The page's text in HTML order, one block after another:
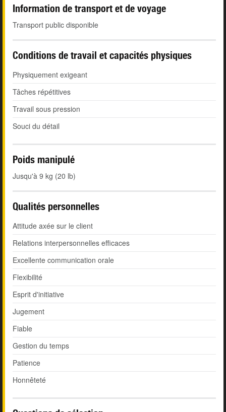
Information de transport et de voyage
Transport public disponible
Conditions de travail et capacités physiques
Physiquement exigeant
Tâches répétitives
Travail sous pression
Souci du détail
Poids manipulé
Jusqu'à 9 kg (20 lb)
Qualités personnelles
Attitude axée sur le client
Relations interpersonnelles efficaces
Excellente communication orale
Flexibilité
Esprit d'initiative
Jugement
Fiable
Gestion du temps
Patience
Honnêteté